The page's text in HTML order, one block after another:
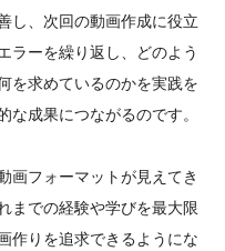
し、次回の動画作成に役立
ラーを繰り返し、どのよう
を求めているのかを実践を
成果につながるのです。
画フォーマットが見えてき
までの経験や学びを最大限
作りを追求できるようにな